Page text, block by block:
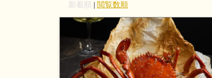
新着順 | 閲覧数順